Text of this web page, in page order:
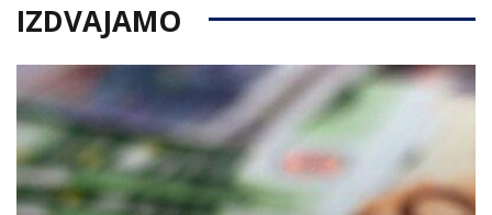
IZDVAJAMO